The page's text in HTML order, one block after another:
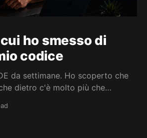
ho smesso di
codice
da settimane. Ho scoperto che
dietro c'è molto più che